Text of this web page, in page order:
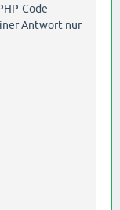
Code
Antwort nur